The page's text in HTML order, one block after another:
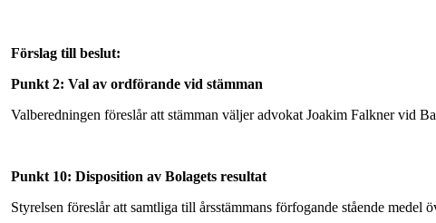
Förslag till beslut:
Punkt 2: Val av ordförande vid stämman
Valberedningen föreslår att stämman väljer advokat Joakim Falkner vid
Punkt 10: Disposition av Bolagets resultat
Styrelsen föreslår att samtliga till årsstämmans förfogande stående medel